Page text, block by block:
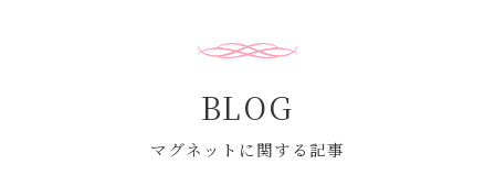
マグネットに関する記事
BLOG